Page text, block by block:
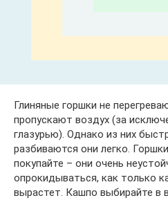
Глиняные горшки не
пропускают воздух (за
глазурью). Однако из них
разбиваются они легко.
покупайте – они очень
опрокидываться, как только
вырастет. Кашпо выбирайте в